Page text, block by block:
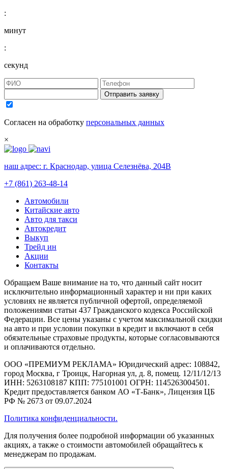
:
минут
:
секунд
Отправить заявку
Согласен на обработку персональных данных
×
наш адрес: г. Краснодар, улица Селезнёва, 204В
+7 (861) 263-48-14
Автомобили
Китайские авто
Авто для такси
Автокредит
Выкуп
Трейд ин
Акции
Контакты
Обращаем Ваше внимание на то, что данный сайт носит
исключительно информационный характер и ни при каких
условиях не является публичной офертой, определяемой
положениями статьи 437 Гражданского кодекса Российской
Федерации. Все цены указаны с учетом максимальной скидки
на авто и при условии покупки в кредит и включают в себя
обязательные страховые продукты, которые согласовываются
и оплачиваются отдельно.
ООО «ПРЕМИУМ РЕКЛАМА» Юридический адрес: 108842,
город Москва, г Троицк, Нагорная ул, д. 8, помещ. 12/11/12/13
ИНН: 5263108187 КПП: 775101001 ОГРН: 1145263004501.
Кредит предоставляется банком АО «Т-Банк», Лицензия ЦБ
РФ № 2673 от 09.07.2024
Политика конфиденциальности.
Для получения более подробной информации об указанных
акциях, а также о стоимости автомобилей обращайтесь к
менеджерам по продажам.